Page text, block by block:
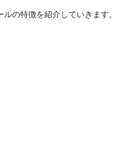
の特徴を紹介していきます。